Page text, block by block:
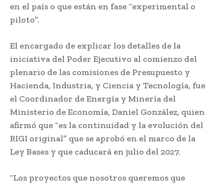
en el país o que están en fase “experimental o
piloto”.
El encargado de explicar los detalles de la
iniciativa del Poder Ejecutivo al comienzo del
plenario de las comisiones de Presupuesto y
Hacienda, Industria, y Ciencia y Tecnología, fue
el Coordinador de Energía y Minería del
Ministerio de Economía, Daniel González, quien
afirmó que “es la continuidad y la evolución del
RIGI original” que se aprobó en el marco de la
Ley Bases y que caducará en julio del 2027.
“Los proyectos que nosotros queremos que